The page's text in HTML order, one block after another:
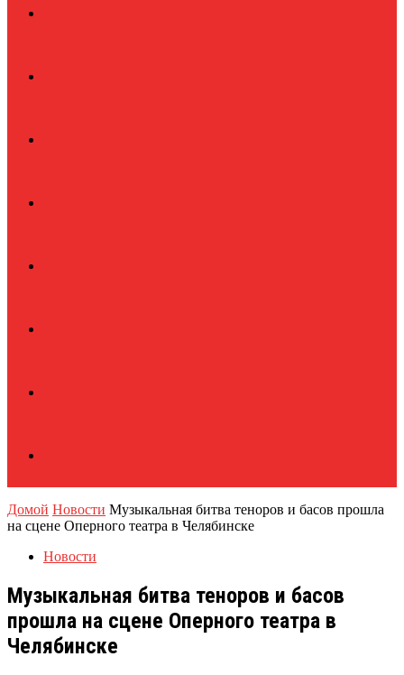
Домой Новости Музыкальная битва теноров и басов прошла
на сцене Оперного театра в Челябинске
Новости
Музыкальная битва теноров и басов
прошла на сцене Оперного театра в
Челябинске